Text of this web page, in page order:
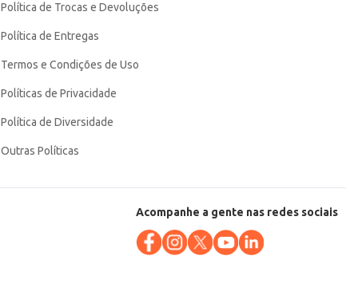
Política de Trocas e Devoluções
Política de Entregas
Termos e Condições de Uso
Políticas de Privacidade
Política de Diversidade
Outras Políticas
Acompanhe a gente nas redes sociais